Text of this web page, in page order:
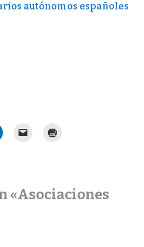
autónomos españoles
«Asociaciones